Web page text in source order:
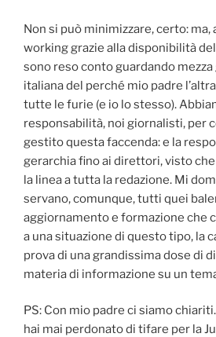
Non si può minimizzare, certo: ma,
working grazie alla disponibilità
sono reso conto guardando mezza
italiana del perché mio padre
tutte le furie (e io lo stesso).
responsabilità, noi giornalisti, per
gestito questa faccenda: e la
gerarchia fino ai direttori, visto
la linea a tutta la redazione. Mi
servano, comunque, tutti quei
aggiornamento e formazione che
a una situazione di questo tipo, la
prova di una grandissima dose di
materia di informazione su un
PS: Con mio padre ci siamo
hai mai perdonato di tifare per la